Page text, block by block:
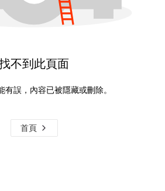
不到此頁面
有誤，內容已被隱藏或刪除。
首頁